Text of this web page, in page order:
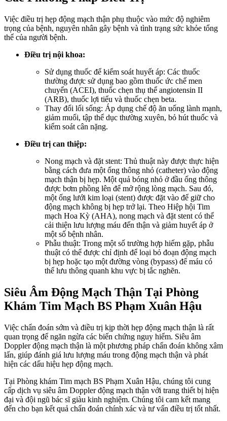
Việc điều trị hẹp động mạch thận phụ thuộc vào mức độ nghiêm
trọng của bệnh, nguyên nhân gây bệnh và tình trạng sức khỏe tổng
thể của người bệnh.
Điều trị nội khoa:
Sử dụng thuốc để kiểm soát huyết áp: Các thuốc
thường được sử dụng bao gồm thuốc ức chế men
chuyển (ACEI), thuốc chẹn thụ thể angiotensin II
(ARB), thuốc lợi tiểu và thuốc chẹn beta.
Thay đổi lối sống: Áp dụng chế độ ăn uống lành mạnh,
giảm muối, tập thể dục thường xuyên, bỏ hút thuốc và
kiểm soát cân nặng.
Điều trị can thiệp:
Nong mạch và đặt stent: Thủ thuật này được thực hiện
bằng cách đưa một ống thông nhỏ (catheter) vào động
mạch thận bị hẹp. Một quả bóng nhỏ ở đầu ống thông
được bơm phồng lên để mở rộng lòng mạch. Sau đó,
một ống lưới kim loại (stent) được đặt vào để giữ cho
động mạch không bị hẹp trở lại. Theo Hiệp hội Tim
mạch Hoa Kỳ (AHA), nong mạch và đặt stent có thể
cải thiện lưu lượng máu đến thận và giảm huyết áp ở
một số bệnh nhân.
Phẫu thuật: Trong một số trường hợp hiếm gặp, phẫu
thuật có thể được chỉ định để loại bỏ đoạn động mạch
bị hẹp hoặc tạo một đường vòng (bypass) để máu có
thể lưu thông quanh khu vực bị tắc nghẽn.
Siêu Âm Động Mạch Thận Tại Phòng
Khám Tim Mạch BS Phạm Xuân Hậu
Việc chẩn đoán sớm và điều trị kịp thời hẹp động mạch thận là rất
quan trọng để ngăn ngừa các biến chứng nguy hiểm. Siêu âm
Doppler động mạch thận là một phương pháp chẩn đoán không xâm
lấn, giúp đánh giá lưu lượng máu trong động mạch thận và phát
hiện các dấu hiệu hẹp động mạch.
Tại Phòng khám Tim mạch BS Phạm Xuân Hậu, chúng tôi cung
cấp dịch vụ siêu âm Doppler động mạch thận với trang thiết bị hiện
đại và đội ngũ bác sĩ giàu kinh nghiệm. Chúng tôi cam kết mang
đến cho bạn kết quả chẩn đoán chính xác và tư vấn điều trị tốt nhất.